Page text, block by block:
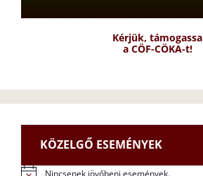
Kérjük, támogassa
a CÖF-CÖKA-t!
KÖZELGŐ ESEMÉNYEK
Nincsenek jövőbeni események.